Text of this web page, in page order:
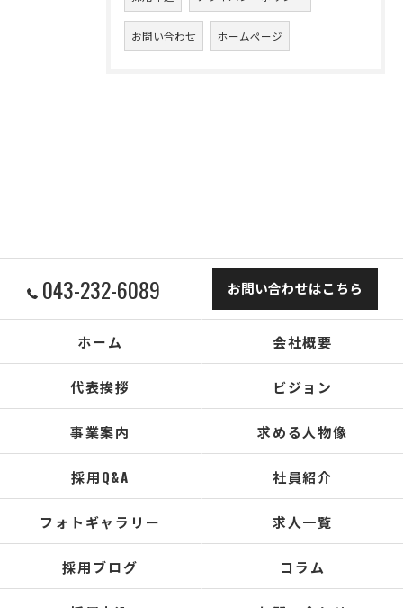
お問い合わせ ホームページ
043-232-6089 お問い合わせはこちら
ホーム 会社概要
代表挨拶 ビジョン
事業案内 求める人物像
採用Q&A 社員紹介
フォトギャラリー 求人一覧
採用ブログ コラム